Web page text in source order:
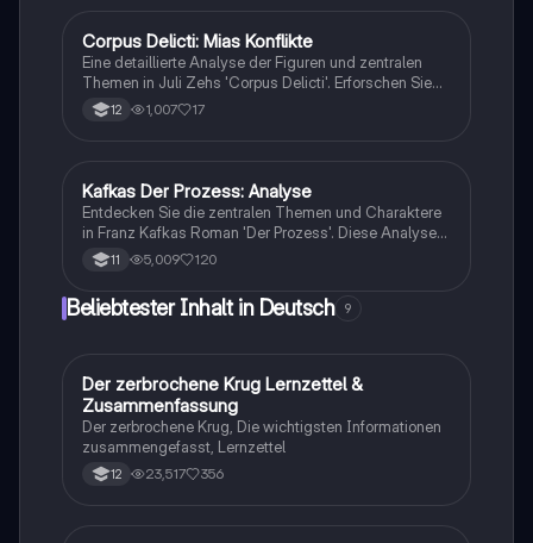
Verständnis der Charaktere und ihrer Konflikte zu
erlangen.
Deutsch
Corpus Delicti: Mias Konflikte
Eine detaillierte Analyse der Figuren und zentralen
Themen in Juli Zehs 'Corpus Delicti'. Erforschen Sie
Mias Entwicklung, die Methodenkritik und die
dystopischen Elemente des Romans. Ideal für
12 1,007 17
Deutsch
Kafkas Der Prozess: Analyse
Entdecken Sie die zentralen Themen und Charaktere
in Franz Kafkas Roman 'Der Prozess'. Diese Analyse
bietet Einblicke in die Figur Josef K., die Erzähltechnik
und die sprachlichen Mittel, die Kafkas einzigartigen
Stil prägen. Ideal für Studierende der
Literaturwissenschaft.
11 5,009 120
Beliebtester Inhalt in Deutsch 9
Deutsch
Der zerbrochene Krug Lernzettel &
Zusammenfassung
Der zerbrochene Krug, Die wichtigsten Informationen
zusammengefasst, Lernzettel
12 23,517 356